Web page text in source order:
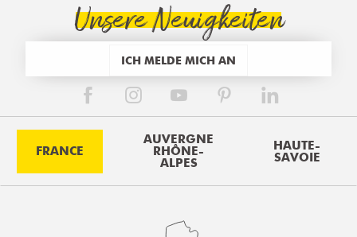
Unsere Neuigkeiten
ICH MELDE MICH AN
FRANCE
AUVERGNE
RHÔNE-
ALPES
HAUTE-
SAVOIE